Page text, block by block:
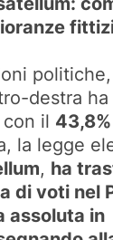
destra
il
la legge
, ha
di voti nel
assoluta in